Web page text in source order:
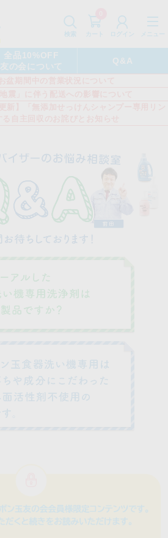
ログイン
検索 メニュー
全品10%OFF
友の会について
Q&A